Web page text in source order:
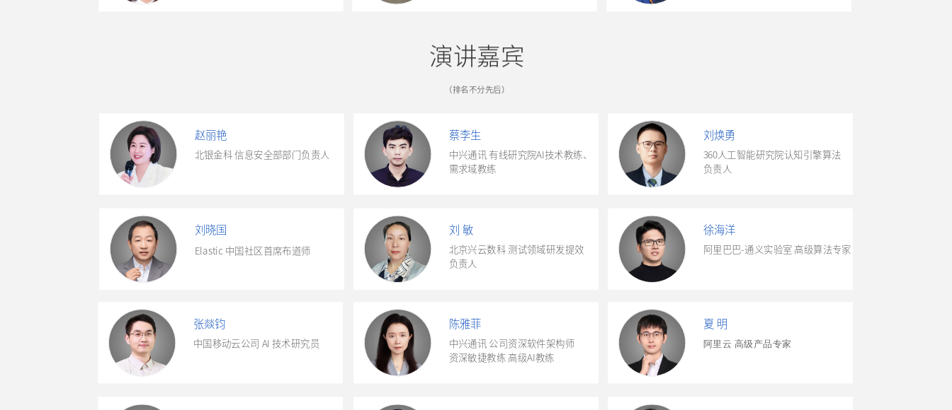
蔡李生
中兴通讯 有线研究院AI技术教练、
需求域教练
夏 明
阿里云 高级产品专家
刘 敏
北京兴云数科 测试领域研发提效
负责人
陈雅菲
中兴通讯 公司资深软件架构师
资深敏捷教练 高级AI教练
张燚钧
中国移动云公司 AI 技术研究员
徐海洋
阿里巴巴-通义实验室 高级算法专家
刘焕勇
360人工智能研究院认知引擎算法
负责人
赵丽艳
北银金科 信息安全部部门负责人
演讲嘉宾
（排名不分先后）
刘晓国
Elastic 中国社区首席布道师